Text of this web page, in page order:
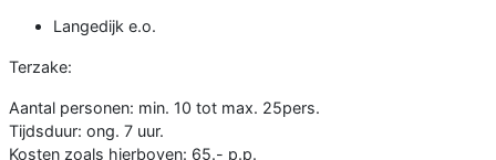
Langedijk e.o.
Terzake:
Aantal personen: min. 10 tot max. 25pers.
Tijdsduur: ong. 7 uur.
Kosten zoals hierboven: 65.- p.p.